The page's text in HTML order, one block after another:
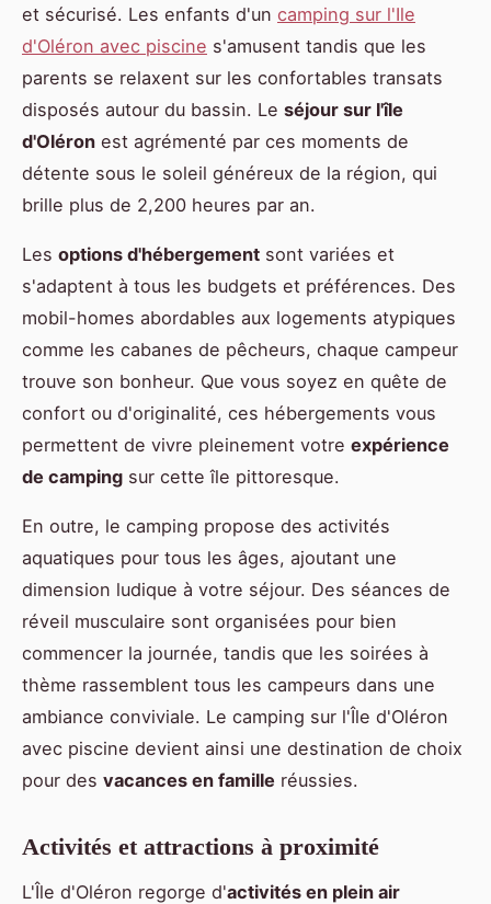
et sécurisé. Les enfants d'un camping sur l'Ile
d'Oléron avec piscine s'amusent tandis que les
parents se relaxent sur les confortables transats
disposés autour du bassin. Le séjour sur l'île
d'Oléron est agrémenté par ces moments de
détente sous le soleil généreux de la région, qui
brille plus de 2,200 heures par an.
Les options d'hébergement sont variées et
s'adaptent à tous les budgets et préférences. Des
mobil-homes abordables aux logements atypiques
comme les cabanes de pêcheurs, chaque campeur
trouve son bonheur. Que vous soyez en quête de
confort ou d'originalité, ces hébergements vous
permettent de vivre pleinement votre expérience
de camping sur cette île pittoresque.
En outre, le camping propose des activités
aquatiques pour tous les âges, ajoutant une
dimension ludique à votre séjour. Des séances de
réveil musculaire sont organisées pour bien
commencer la journée, tandis que les soirées à
thème rassemblent tous les campeurs dans une
ambiance conviviale. Le camping sur l'Île d'Oléron
avec piscine devient ainsi une destination de choix
pour des vacances en famille réussies.
Activités et attractions à proximité
L'Île d'Oléron regorge d'activités en plein air